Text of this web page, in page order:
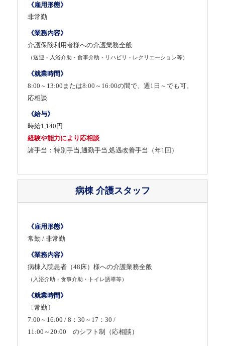
《雇用形態》
非常勤
《業務内容》
介護保険利用者様への介護業務全般
（送迎・入浴介助・食事介助・リハビリ・レクリエーション等）
《就業時間》
8:00～13:00または8:00～16:00の間で、週1日～でも可。
応相談
《給与》
時給1,140円
経験や能力により応相談
諸手当：特別手当,通勤手当,処遇改善手当（年1回）
病棟 介護スタッフ
《雇用形態》
常勤 / 非常勤
《業務内容》
病棟入院患者（48床）様への介護業務全般
（入浴介助・食事介助・トイレ誘導等）
《就業時間》
〔常勤〕
7:00～16:00 / 8：30～17：30 /
11:00～20:00 のシフト制（応相談）